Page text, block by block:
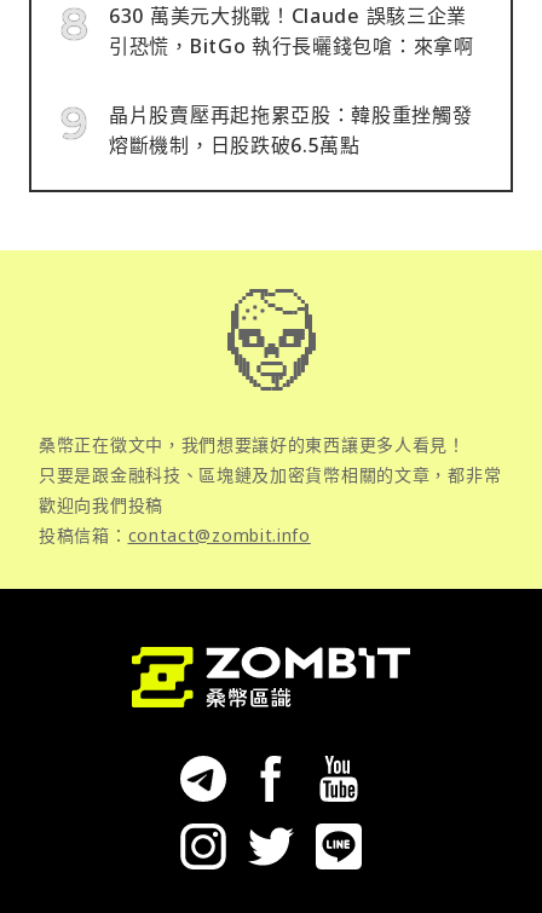
630 萬美元大挑戰！Claude 誤駭三企業
引恐慌，BitGo 執行長曬錢包嗆：來拿啊
晶片股賣壓再起拖累亞股：韓股重挫觸發
熔斷機制，日股跌破6.5萬點
桑幣正在徵文中，我們想要讓好的東西讓更多人看見！
只要是跟金融科技、區塊鏈及加密貨幣相關的文章，都非常
歡迎向我們投稿
投稿信箱： contact@zombit.info